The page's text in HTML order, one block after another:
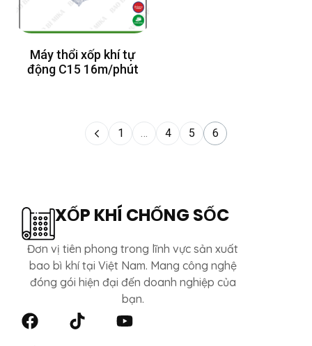
Máy thổi xốp khí tự
động C15 16m/phút
1 … 4 5 6
XỐP KHÍ CHỐNG SỐC
Đơn vị tiên phong trong lĩnh vực sản xuất
bao bì khí tại Việt Nam. Mang công nghệ
đóng gói hiện đại đến doanh nghiệp của
bạn.